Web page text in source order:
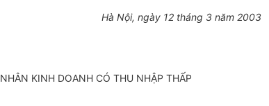
Hà Nội, ngày 12 tháng 3 năm 2003
KINH DOANH CÓ THU NHẬP THẤP